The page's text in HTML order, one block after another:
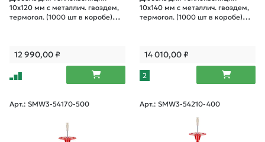
10х120 мм с металлич. гвоздем,
термогол. (1000 шт в коробе)
12 990,00₽
10х140 мм с металлич. гвоздем,
термогол. (1000 шт в коробе)
14 010,00₽
2
Арт.: SMW3-54170-500 Арт.: SMW3-54210-400